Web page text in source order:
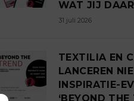
WAT JIJ
31 juli 2026
TEXTILIA EN
LANCEREN
INSPIRATIE-
‘BEYOND THE